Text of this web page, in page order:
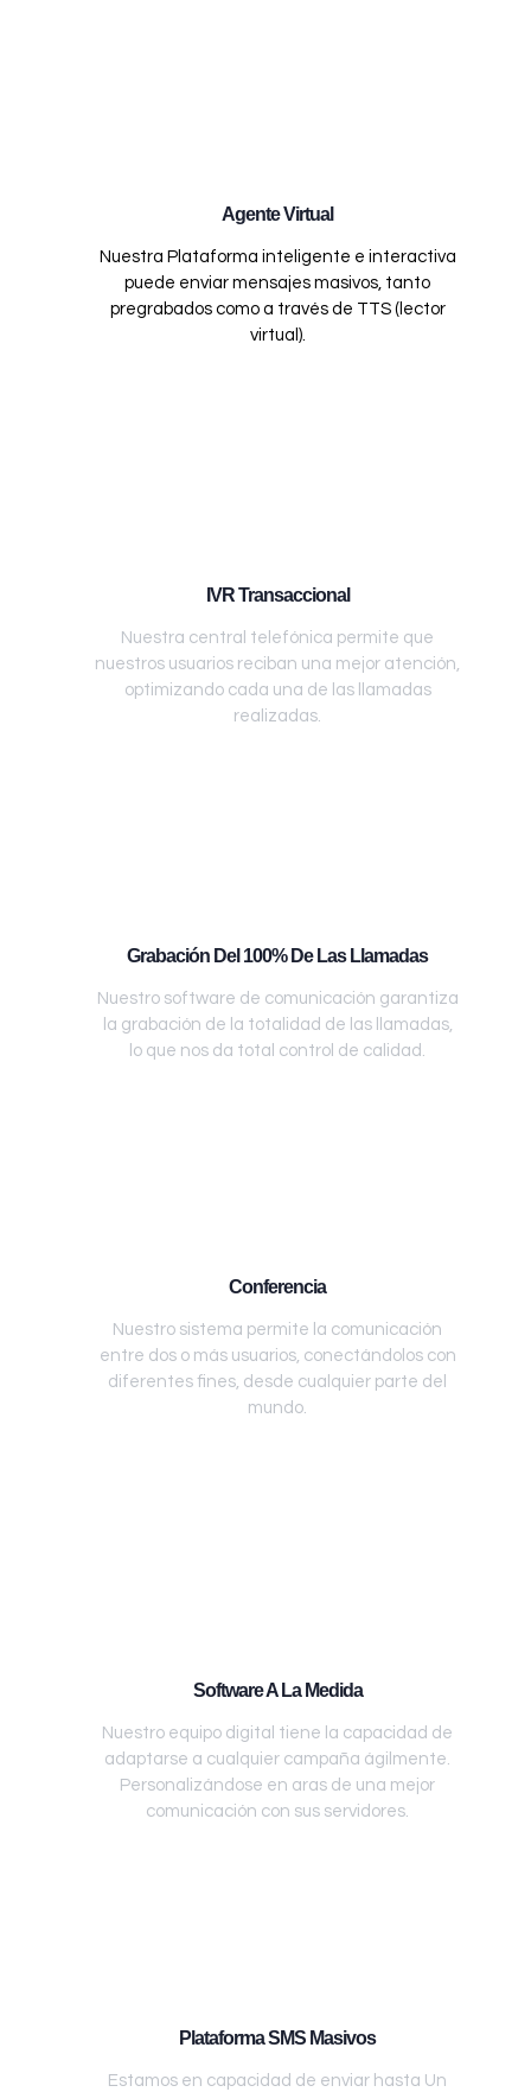
Agente Virtual
Nuestra Plataforma inteligente e interactiva
puede enviar mensajes masivos, tanto
pregrabados como a través de TTS (lector
virtual).
IVR Transaccional
Nuestra central telefónica permite que
nuestros usuarios reciban una mejor atención,
optimizando cada una de las llamadas
realizadas.
Grabación Del 100% De Las Llamadas
Nuestro software de comunicación garantiza
la grabación de la totalidad de las llamadas,
lo que nos da total control de calidad.
Conferencia
Nuestro sistema permite la comunicación
entre dos o más usuarios, conectándolos con
diferentes fines, desde cualquier parte del
mundo.
Software A La Medida
Nuestro equipo digital tiene la capacidad de
adaptarse a cualquier campaña ágilmente.
Personalizándose en aras de una mejor
comunicación con sus servidores.
Plataforma SMS Masivos
Estamos en capacidad de enviar hasta Un